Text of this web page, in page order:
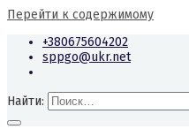
Перейти к содержимому
+380675604202
sppgo@ukr.net
Найти: